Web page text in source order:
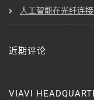
人工智能在光纤连
近期评论
VIAVI